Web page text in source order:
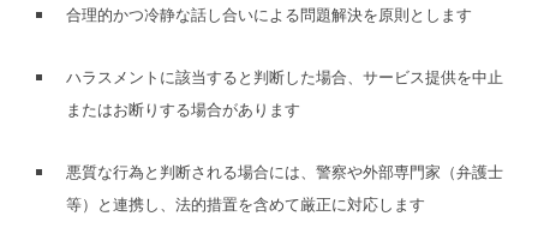
合理的かつ冷静な話し合いによる問題解決を原則とします
ハラスメントに該当すると判断した場合、サービス提供を中止
またはお断りする場合があります
悪質な行為と判断される場合には、警察や外部専門家（弁護士
等）と連携し、法的措置を含めて厳正に対応します